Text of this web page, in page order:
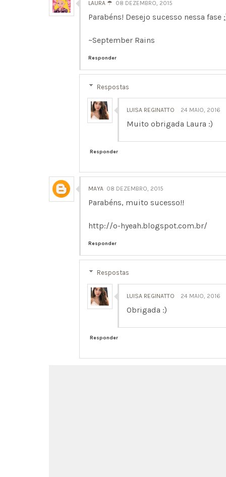
LAURA ☂ 08 DEZEMBRO, 2015
Parabéns! Desejo sucesso nessa
~September Rains
Responder
Respostas
LUISA REGINATTO 24 MAIO, 2016
Muito obrigada Laura :)
Responder
MAYA 08 DEZEMBRO, 2015
Parabéns, muito sucesso!!
http://o-hyeah.blogspot.com.br/
Responder
Respostas
LUISA REGINATTO 24 MAIO, 2016
Obrigada :)
Responder